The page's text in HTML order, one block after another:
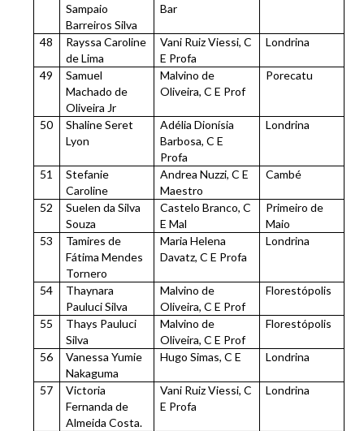
Sampaio
Barreiros Silva
Bar
48
Rayssa Caroline
de Lima
Vani Ruiz Viessi, C
E Profa
Londrina
49
Samuel
Machado de
Oliveira Jr
Malvino de
Oliveira, C E Prof
Porecatu
50
Shaline Seret
Lyon
Adélia Dionísia
Barbosa, C E
Profa
Londrina
51
Stefanie
Caroline
Andrea Nuzzi, C E
Maestro
Cambé
52
Suelen da Silva
Souza
Castelo Branco, C
E Mal
Primeiro de
Maio
53
Tamires de
Fátima Mendes
Tornero
Maria Helena
Davatz, C E Profa
Londrina
54
Thaynara
Pauluci Silva
Malvino de
Oliveira, C E Prof
Florestópolis
55
Thays Pauluci
Silva
Malvino de
Oliveira, C E Prof
Florestópolis
56
Vanessa Yumie
Nakaguma
Hugo Simas, C E Londrina
57
Victoria
Fernanda de
Almeida Costa.
Vani Ruiz Viessi, C
E Profa
Londrina